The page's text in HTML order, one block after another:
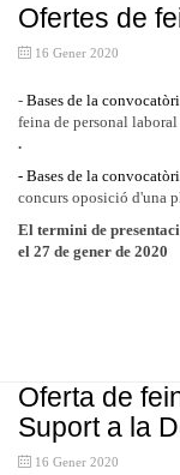
Ofertes de
16 Gener 2020
- Bases de la
feina de personal
.
- Bases de la
concurs oposició d'una
El termini de
el 27 de gener de 2020
Oferta de
Suport a la
16 Gener 2020